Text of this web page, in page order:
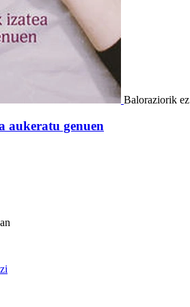
Baloraziorik ez
aukeratu genuen